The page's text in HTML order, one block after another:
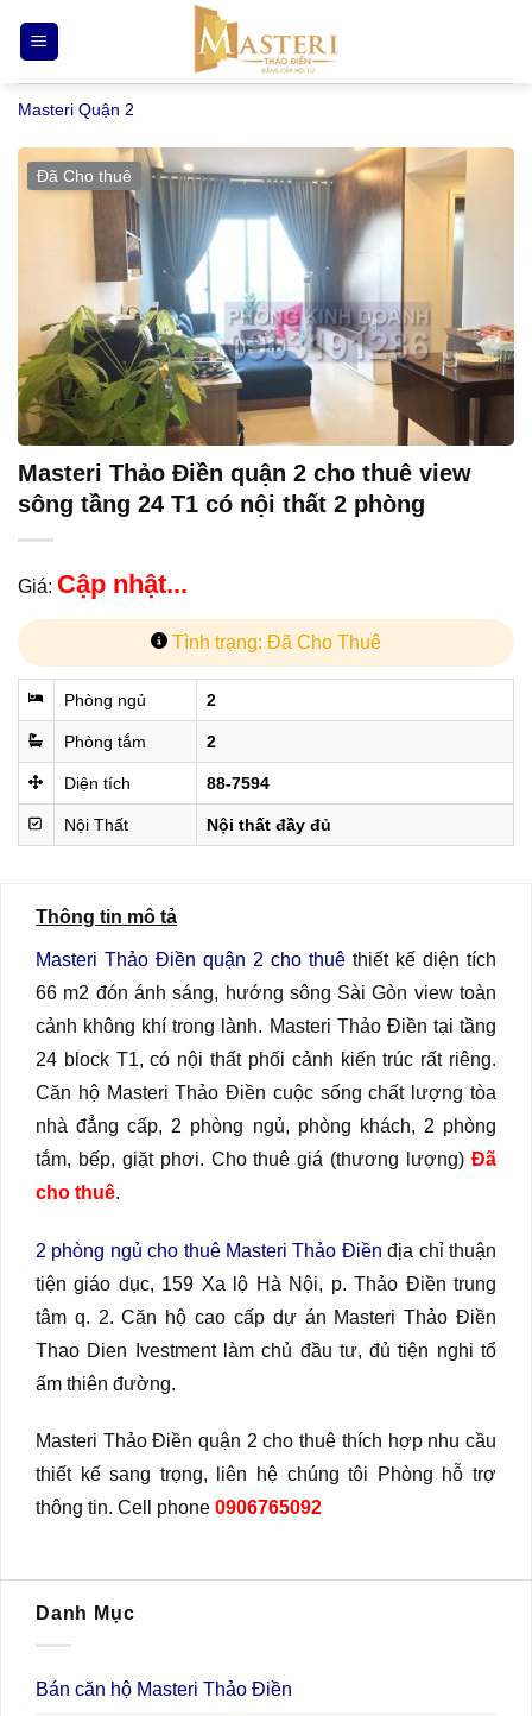
qua
nội
dung
Masteri Quận 2
Đã Cho thuê
Masteri Thảo Điền quận 2 cho thuê view
sông tầng 24 T1 có nội thất 2 phòng
Giá: Cập nhật...
Tình trạng: Đã Cho Thuê
Phòng ngủ 2
Phòng tắm 2
Diện tích 88-7594
Nội Thất Nội thất đầy đủ
Thông tin mô tả
Masteri Thảo Điền quận 2 cho thuê thiết kế diện tích
66 m2 đón ánh sáng, hướng sông Sài Gòn view toàn
cảnh không khí trong lành. Masteri Thảo Điền tại tầng
24 block T1, có nội thất phối cảnh kiến trúc rất riêng.
Căn hộ Masteri Thảo Điền cuộc sống chất lượng tòa
nhà đẳng cấp, 2 phòng ngủ, phòng khách, 2 phòng
tắm, bếp, giặt phơi. Cho thuê giá (thương lượng) Đã
cho thuê.
2 phòng ngủ cho thuê Masteri Thảo Điền địa chỉ thuận
tiện giáo dục, 159 Xa lộ Hà Nội, p. Thảo Điền trung
tâm q. 2. Căn hộ cao cấp dự án Masteri Thảo Điền
Thao Dien Ivestment làm chủ đầu tư, đủ tiện nghi tổ
ấm thiên đường.
Masteri Thảo Điền quận 2 cho thuê thích hợp nhu cầu
thiết kế sang trọng, liên hệ chúng tôi Phòng hỗ trợ
thông tin. Cell phone 0906765092
Danh Mục
Bán căn hộ Masteri Thảo Điền